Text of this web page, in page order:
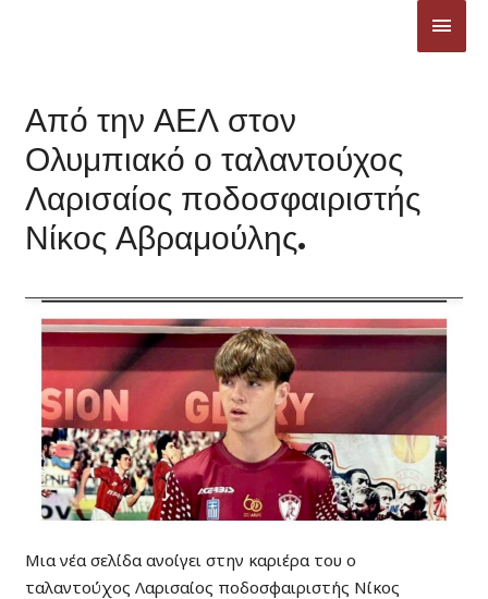
Από την ΑΕΛ στον
Ολυμπιακό ο ταλαντούχος
Λαρισαίος ποδοσφαιριστής
Νίκος Αβραμούλης.
Μια νέα σελίδα ανοίγει στην καριέρα του ο
ταλαντούχος Λαρισαίος ποδοσφαιριστής Νίκος